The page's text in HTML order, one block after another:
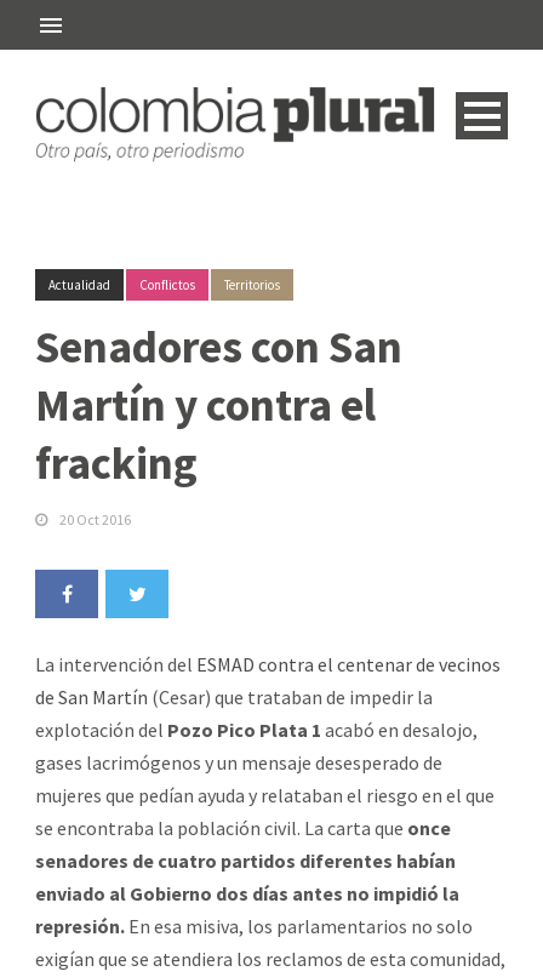
Actualidad Conflictos Territorios
Senadores con San
Martín y contra el
fracking
20 Oct 2016
La intervención del ESMAD contra el centenar de vecinos
de San Martín (Cesar) que trataban de impedir la
explotación del Pozo Pico Plata 1 acabó en desalojo,
gases lacrimógenos y un mensaje desesperado de
mujeres que pedían ayuda y relataban el riesgo en el que
se encontraba la población civil. La carta que once
senadores de cuatro partidos diferentes habían
enviado al Gobierno dos días antes no impidió la
represión. En esa misiva, los parlamentarios no solo
exigían que se atendiera los reclamos de esta comunidad,